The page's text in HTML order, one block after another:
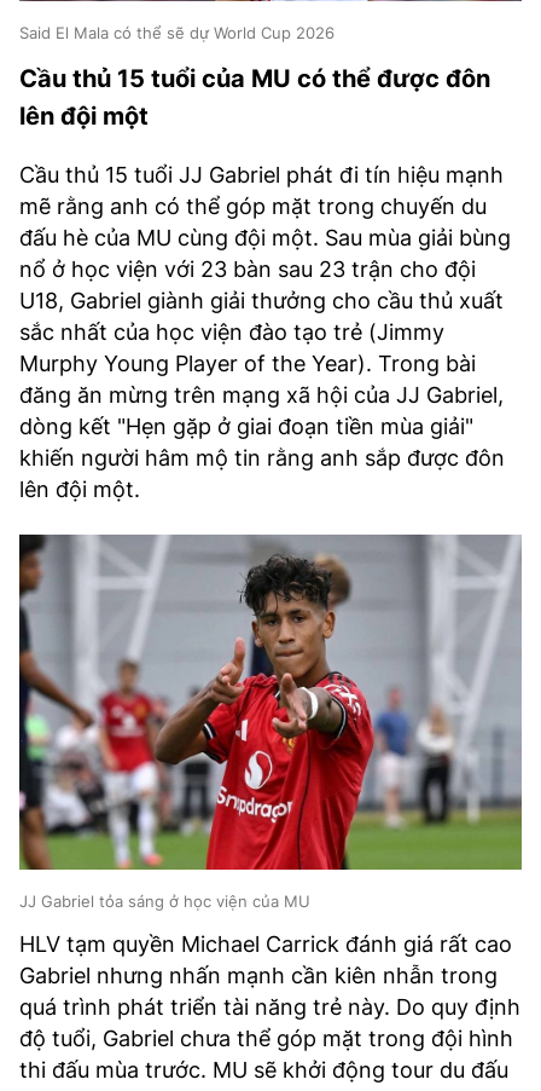
Said El Mala có thể sẽ dự World Cup 2026
Cầu thủ 15 tuổi của MU có thể được đôn
lên đội một
Cầu thủ 15 tuổi JJ Gabriel phát đi tín hiệu mạnh
mẽ rằng anh có thể góp mặt trong chuyến du
đấu hè của MU cùng đội một. Sau mùa giải bùng
nổ ở học viện với 23 bàn sau 23 trận cho đội
U18, Gabriel giành giải thưởng cho cầu thủ xuất
sắc nhất của học viện đào tạo trẻ (Jimmy
Murphy Young Player of the Year). Trong bài
đăng ăn mừng trên mạng xã hội của JJ Gabriel,
dòng kết "Hẹn gặp ở giai đoạn tiền mùa giải"
khiến người hâm mộ tin rằng anh sắp được đôn
lên đội một.
JJ Gabriel tỏa sáng ở học viện của MU
HLV tạm quyền Michael Carrick đánh giá rất cao
Gabriel nhưng nhấn mạnh cần kiên nhẫn trong
quá trình phát triển tài năng trẻ này. Do quy định
độ tuổi, Gabriel chưa thể góp mặt trong đội hình
thi đấu mùa trước. MU sẽ khởi động tour du đấu